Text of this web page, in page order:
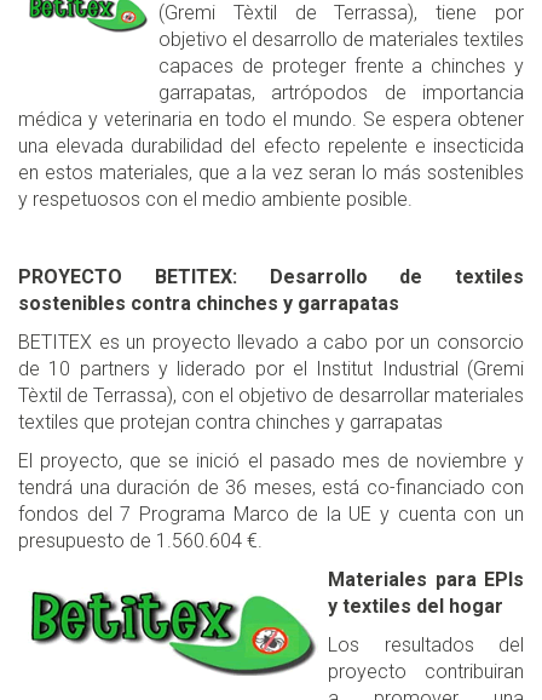
(Gremi Tèxtil de Terrassa), tiene por
objetivo el desarrollo de materiales textiles
capaces de proteger frente a chinches y
garrapatas, artrópodos de importancia
médica y veterinaria en todo el mundo. Se espera obtener
una elevada durabilidad del efecto repelente e insecticida
en estos materiales, que a la vez seran lo más sostenibles
y respetuosos con el medio ambiente posible.
PROYECTO BETITEX: Desarrollo de textiles
sostenibles contra chinches y garrapatas
BETITEX es un proyecto llevado a cabo por un consorcio
de 10 partners y liderado por el Institut Industrial (Gremi
Tèxtil de Terrassa), con el objetivo de desarrollar materiales
textiles que protejan contra chinches y garrapatas
El proyecto, que se inició el pasado mes de noviembre y
tendrá una duración de 36 meses, está co-financiado con
fondos del 7 Programa Marco de la UE y cuenta con un
presupuesto de 1.560.604 €.
Materiales para EPIs
y textiles del hogar
Los resultados del
proyecto contribuiran